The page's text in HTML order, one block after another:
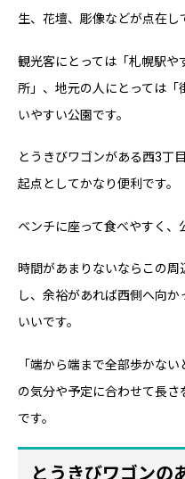
生、花壇、彫像などが点在し
観光客にとっては「札幌駅や
所」、地元の人にとっては
いやすい公園です。
とうきびワゴンがある西3丁
起点としてかなり便利です。
ベンチに座って食べやすく、
時間があまりないならこの
し、余裕があれば西側へ向
いいです。
「端から端まで全部歩かな
の気分や予定に合わせて長
です。
とうきびワゴンの